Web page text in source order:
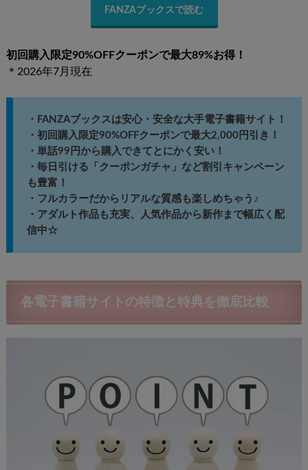
FANZAブックスで読む
初回購入限定90%OFFクーポンで最大89%お得！
＊2026年7月現在
・FANZAブックスは安心・安全な大手電子書籍サイト！
・初回購入限定90%OFFクーポンで最大2,000円引き！
・単話99円から購入できてとにかく安い！
・毎日引ける「クーポンガチャ」など割引キャンペーン
も豊富！
・フルカラーだからリアルな質感も楽しめちゃう♪
・アダルト作品も充実、人気作品から新作まで幅広く配
信中☆
各電子書籍サイトの特徴と特典を徹底比較